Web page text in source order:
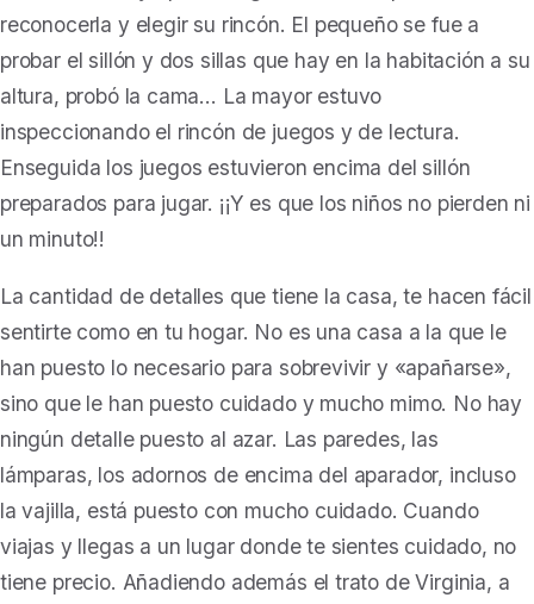
reconocerla y elegir su rincón. El pequeño se fue a
probar el sillón y dos sillas que hay en la habitación a su
altura, probó la cama… La mayor estuvo
inspeccionando el rincón de juegos y de lectura.
Enseguida los juegos estuvieron encima del sillón
preparados para jugar. ¡¡Y es que los niños no pierden ni
un minuto!!
La cantidad de detalles que tiene la casa, te hacen fácil
sentirte como en tu hogar. No es una casa a la que le
han puesto lo necesario para sobrevivir y «apañarse»,
sino que le han puesto cuidado y mucho mimo. No hay
ningún detalle puesto al azar. Las paredes, las
lámparas, los adornos de encima del aparador, incluso
la vajilla, está puesto con mucho cuidado. Cuando
viajas y llegas a un lugar donde te sientes cuidado, no
tiene precio. Añadiendo además el trato de Virginia, a